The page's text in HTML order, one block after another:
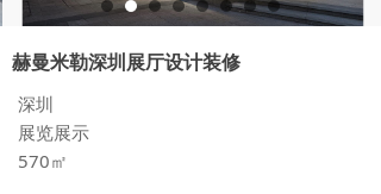
赫曼米勒深圳展厅设计装修
深圳
展览展示
570㎡